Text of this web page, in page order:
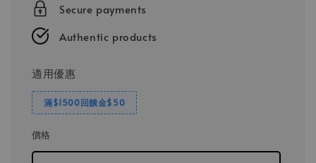
Secure payments
Authentic products
適用優惠
滿$1500回饋金$50
價格